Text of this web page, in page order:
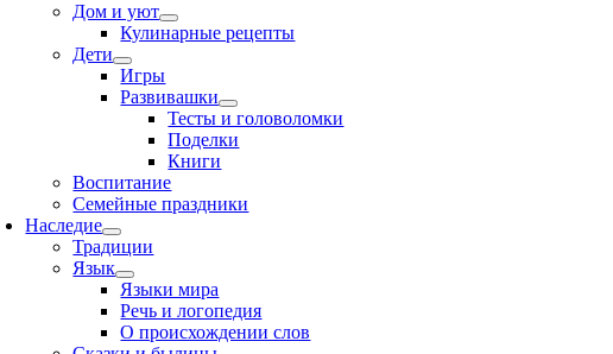
Дом и уют
Кулинарные рецепты
Дети
Игры
Развивашки
Тесты и головоломки
Поделки
Книги
Воспитание
Семейные праздники
Наследие
Традиции
Язык
Языки мира
Речь и логопедия
О происхождении слов